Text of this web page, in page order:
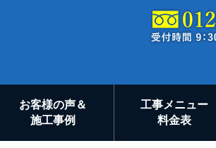
お客様の声＆
施工事例
工事メニュー
料金表